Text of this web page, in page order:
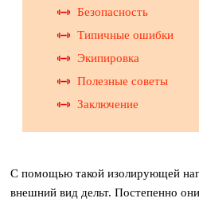
Безопасность
Типичные ошибки
Экипировка
Полезные советы
Заключение
С помощью такой изолирующей
внешний вид дельт. Постепенно